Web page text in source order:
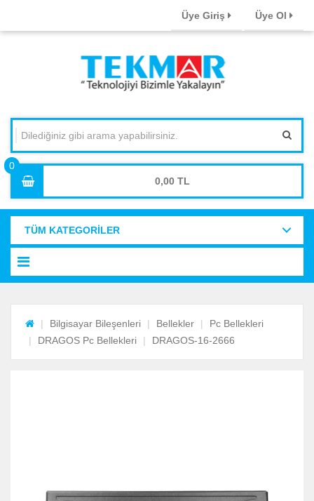
Üye Giriş Üye Ol
0,00
TÜM KATEGORİLER
Bilgisayar Bileşenleri Bellekler
Pc Bellekleri
DRAGOS Pc Bellekleri
DRAGOS-16-2666